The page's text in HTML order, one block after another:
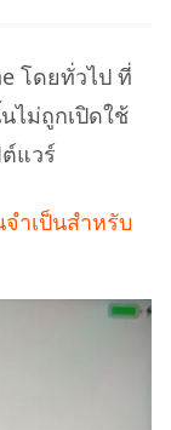
โดยทั่วไป ที่
ไม่ถูกเปิดใช้
แวร์
ำเป็นสำหรับ